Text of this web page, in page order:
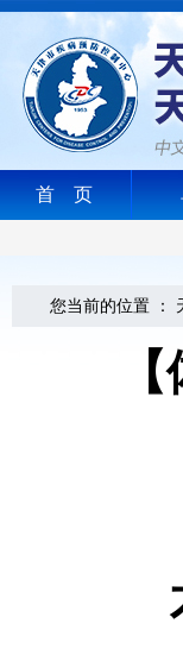
首 页
您当前的位置 ：